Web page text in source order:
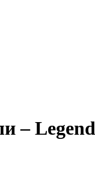
– Legend